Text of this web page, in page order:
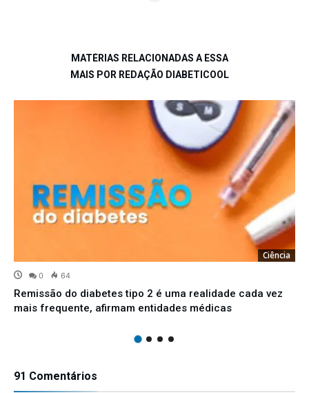
MATÉRIAS RELACIONADAS A ESSA
MAIS POR REDAÇÃO DIABETICOOL
Ciência
0 64
Remissão do diabetes tipo 2 é uma realidade cada vez
mais frequente, afirmam entidades médicas
91 Comentários